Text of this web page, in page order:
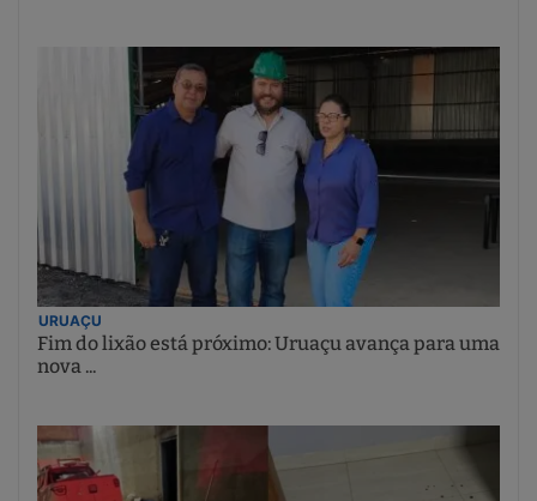
URUAÇU
Fim do lixão está próximo: Uruaçu avança para uma
nova ...